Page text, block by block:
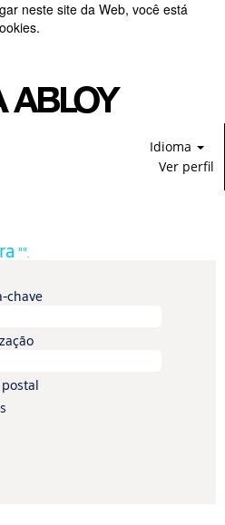
neste site da Web, você está
Idioma
Ver perfil
"".
chave